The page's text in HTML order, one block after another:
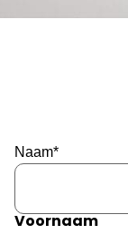
Naam*
Voornaam